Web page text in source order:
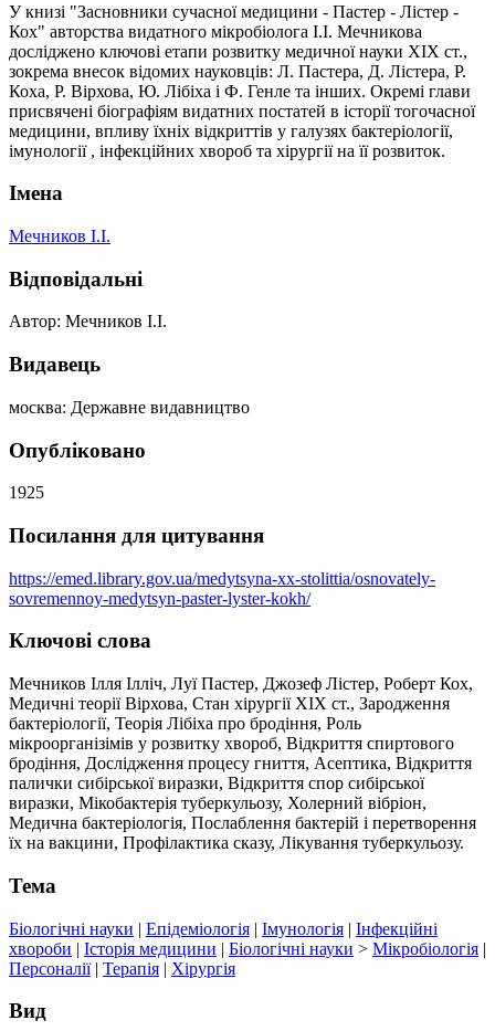
У книзі "Засновники сучасної медицини - Пастер - Лістер -
Кох" авторства видатного мікробіолога І.І. Мечникова
досліджено ключові етапи розвитку медичної науки XIX ст.,
зокрема внесок відомих науковців: Л. Пастера, Д. Лістера, Р.
Коха, Р. Вірхова, Ю. Лібіха і Ф. Генле та інших. Окремі глави
присвячені біографіям видатних постатей в історії тогочасної
медицини, впливу їхніх відкриттів у галузях бактеріології,
імунології , інфекційних хвороб та хірургії на її розвиток.
Імена
Мечников І.І.
Відповідальні
Автор: Мечников І.І.
Видавець
москва: Державне видавництво
Опубліковано
1925
Посилання для цитування
https://emed.library.gov.ua/medytsyna-xx-stolittia/osnovately-
sovremennoy-medytsyn-paster-lyster-kokh/
Ключові слова
Мечников Ілля Ілліч, Луї Пастер, Джозеф Лістер, Роберт Кох,
Медичні теорії Вірхова, Стан хірургії XIX ст., Зародження
бактеріології, Теорія Лібіха про бродіння, Роль
мікроорганізімів у розвитку хвороб, Відкриття спиртового
бродіння, Дослідження процесу гниття, Асептика, Відкриття
палички сибірської виразки, Відкриття спор сибірської
виразки, Мікобактерія туберкульозу, Холерний вібріон,
Медична бактеріологія, Послаблення бактерій і перетворення
їх на вакцини, Профілактика сказу, Лікування туберкульозу.
Тема
Біологічні науки | Епідеміологія | Імунологія | Інфекційні
хвороби | Історія медицини | Біологічні науки > Мікробіологія |
Персоналії| Терапія | Хірургія
Вид